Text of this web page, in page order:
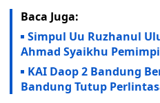
Baca Juga:
Simpul Uu Ruzhanul
Ahmad Syaikhu
KAI Daop 2 Bandung
Bandung Tutup